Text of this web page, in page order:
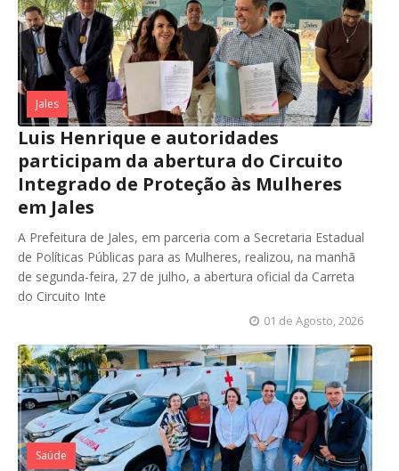
Jales
Luis Henrique e autoridades
participam da abertura do Circuito
Integrado de Proteção às Mulheres
em Jales
A Prefeitura de Jales, em parceria com a Secretaria Estadual
de Políticas Públicas para as Mulheres, realizou, na manhã
de segunda-feira, 27 de julho, a abertura oficial da Carreta
do Circuito Inte
01 de Agosto, 2026
Saúde